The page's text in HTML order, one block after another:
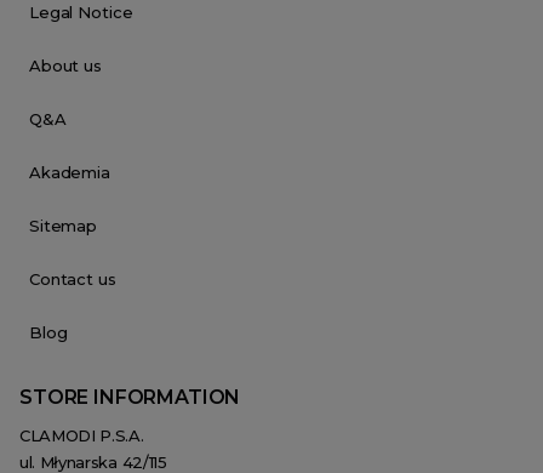
Legal Notice
About us
Q&A
Akademia
Sitemap
Contact us
Blog
STORE INFORMATION
CLAMODI P.S.A.
ul. Młynarska 42/115